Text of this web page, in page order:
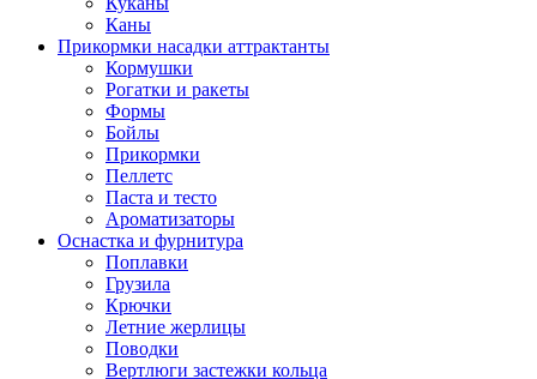
Каны
Прикормки насадки аттрактанты
Кормушки
Рогатки и ракеты
Формы
Бойлы
Прикормки
Пеллетс
Паста и тесто
Ароматизаторы
Оснастка и фурнитура
Поплавки
Грузила
Крючки
Летние жерлицы
Поводки
Вертлюги застежки кольца